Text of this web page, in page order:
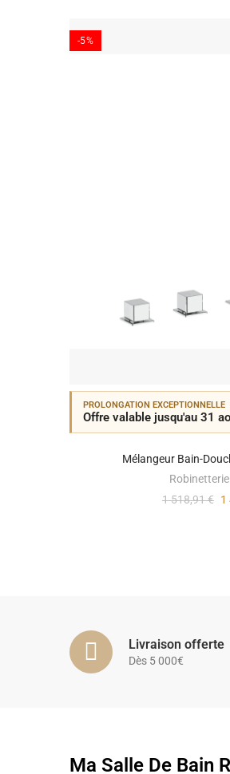
-5%
PROLONGATION EXCEPTIONNELLE
Offre valable jusqu'au 31
Mélangeur Bain-
1 518,91 € 1
Livraison offerte
Dès 5 000€
Ma Salle De Bain